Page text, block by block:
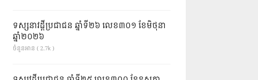
ទស្សនាវដ្ដីប្រជាជន ឆ្នាំទី២៦ លេខ៣០១ ខែមិថុនា
ឆ្នាំ២០២៦
ចំនួនអាន ( 2.7k )